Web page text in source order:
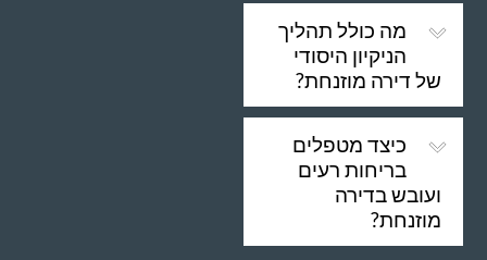
מה כולל תהליך
הניקיון היסודי
של דירה מוזנחת?
כיצד מטפלים
בריחות רעים
ועובש בדירה
מוזנחת?